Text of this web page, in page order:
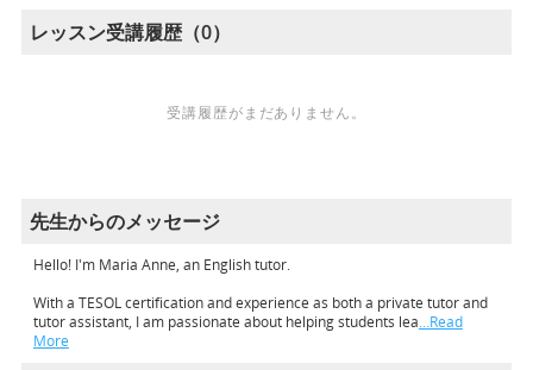
レッスン受講履歴（0）
受講履歴がまだありません。
先生からのメッセージ
Hello! I'm Maria Anne, an English tutor.
With a TESOL certification and experience as both a private tutor and
tutor assistant, I am passionate about helping students lea…Read
More